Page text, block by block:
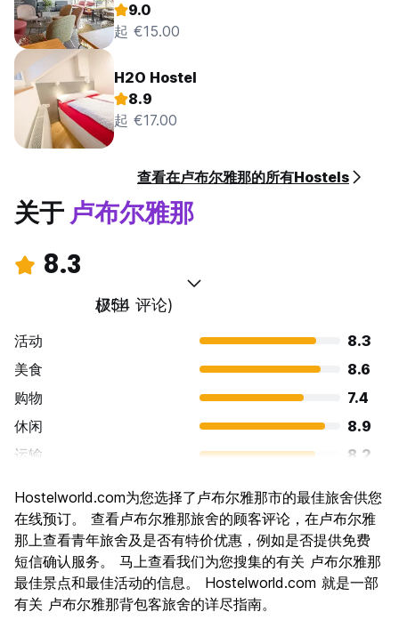
9.0
起 €15.00
H2O Hostel
8.9
起 €17.00
查看在卢布尔雅那的所有Hostels
关于卢布尔雅那
8.3
极佳
(754 评论)
活动
8.3
美食
8.6
购物
7.4
休闲
8.9
运输
8.2
文化
8.6
夜生活
7.7
物有所值
8.4
Hostelworld.com为您选择了卢布尔雅那市的最佳旅舍供您
在线预订。 查看卢布尔雅那旅舍的顾客评论，在卢布尔雅
那上查看青年旅舍及是否有特价优惠，例如是否提供免费
短信确认服务。 马上查看我们为您搜集的有关 卢布尔雅那
最佳景点和最佳活动的信息。 Hostelworld.com 就是一部
有关 卢布尔雅那背包客旅舍的详尽指南。